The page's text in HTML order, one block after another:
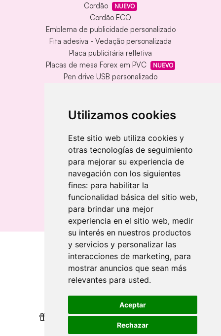
Utilizamos cookies
Este sitio web utiliza cookies y
otras tecnologías de seguimiento
para mejorar su experiencia de
navegación con los siguientes
fines: para habilitar la
funcionalidad básica del sitio web,
para brindar una mejor
experiencia en el sitio web, medir
su interés en nuestros productos
y servicios y personalizar las
interacciones de marketing, para
mostrar anuncios que sean más
relevantes para usted.
Aceptar
Rechazar
Cordão NUEVO
Cordão ECO
Emblema de publicidade personalizado
Fita adesiva - Vedação personalizada
Placa publicitária refletiva
Placas de mesa Forex em PVC
NUEVO
Pen drive USB personalizado
Chaveiro redondo em madeira e metal
Chaveiro retangular em madeira clara
Banderolas
Bandeiras publicitárias
Bandeiras publicitárias
Bandeiras publicitárias
Quem somos
Revendedores
Revendedores
Impressão sustentável
Impressão sustentável
Nós recompensamos sua lealdade
Nós recompensamos sua lealdade
Ajuda
Ajuda